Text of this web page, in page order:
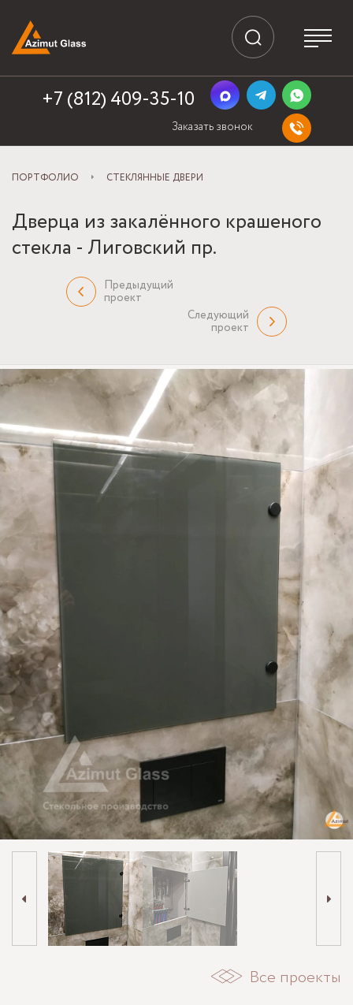
+7 (812) 409-35-10
Заказать звонок
ПОРТФОЛИО СТЕКЛЯННЫЕ ДВЕРИ
Дверца из закалённого крашеного
стекла - Лиговский пр.
Предыдущий
проект
Следующий
проект
Все проекты